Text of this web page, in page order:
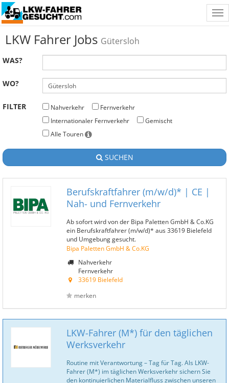
LKW Fahrer Jobs Gütersloh
WAS?
WO?
FILTER Nahverkehr
Fernverkehr
Internationaler Fernverkehr
Gemischt
Alle Touren
SUCHEN
Berufskraftfahrer (m/w/d)* | CE |
Nah- und Fernverkehr
Ab sofort wird von der Bipa Paletten GmbH & Co.KG
ein Berufskraftfahrer (m/w/d)* aus 33619 Bielefeld
und Umgebung gesucht.
Bipa Paletten GmbH & Co.KG
Nahverkehr
Fernverkehr
33619 Bielefeld
merken
LKW-Fahrer (M*) für den täglichen
Werksverkehr
Routine mit Verantwortung – Tag für Tag. Als LKW-
Fahrer (M*) im täglichen Werksverkehr sichern Sie
den kontinuierlichen Materialfluss zwischen unseren